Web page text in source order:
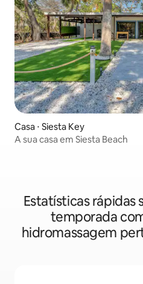
Casa ⋅ Siesta Key
A sua casa em Siesta Beach
Estatísticas rápidas
temporada
hidromassagem